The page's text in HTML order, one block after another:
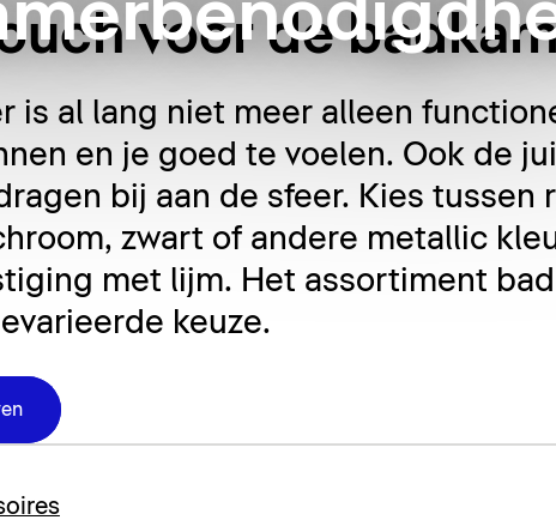
voor de
is al lang niet meer alleen
en je goed te voelen. Ook de
bij aan de sfeer. Kies tussen
zwart of andere metallic
met lijm. Het assortiment
keuze.